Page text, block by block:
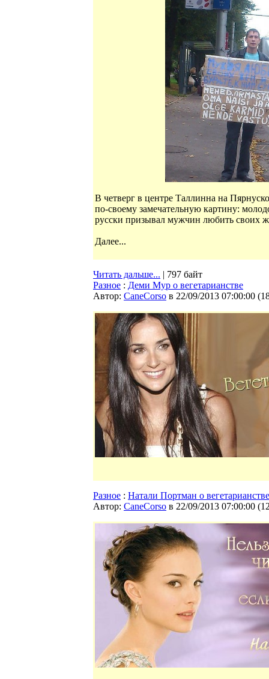
В четверг в центре Таллинна на
по-своему замечательную картину:
русски призывал мужчин любить своих
Далее...
Читать дальше... | 797 байт
Разное : Деми Мур о вегетарианстве
Автор: CaneCorso в 22/09/2013 07:00:00 (
Разное : Натали Портман о вегетарианстве
Автор: CaneCorso в 22/09/2013 07:00:00 (